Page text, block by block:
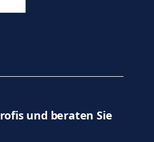
und beraten Sie